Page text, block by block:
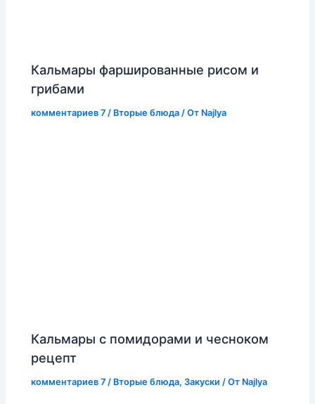
Кальмары фаршированные рисом и
грибами
комментариев 7 / Вторые блюда / От Najlya
Кальмары с помидорами и чесноком
рецепт
комментариев 7 / Вторые блюда,Закуски / От Najlya